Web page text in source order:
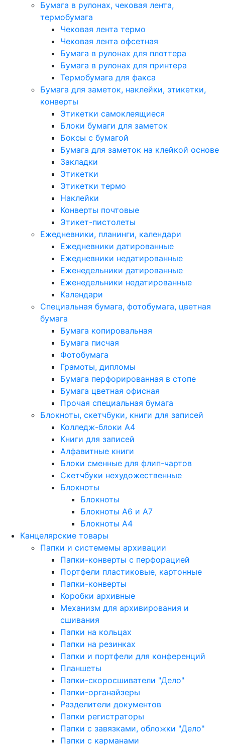
Бумага в рулонах, чековая лента,
термобумага
Чековая лента термо
Чековая лента офсетная
Бумага в рулонах для плоттера
Бумага в рулонах для принтера
Термобумага для факса
Бумага для заметок, наклейки, этикетки,
конверты
Этикетки самоклеящиеся
Блоки бумаги для заметок
Боксы с бумагой
Бумага для заметок на клейкой основе
Закладки
Этикетки
Этикетки термо
Наклейки
Конверты почтовые
Этикет-пистолеты
Ежедневники, планинги, календари
Ежедневники датированные
Ежедневники недатированные
Еженедельники датированные
Еженедельники недатированные
Календари
Специальная бумага, фотобумага, цветная
бумага
Бумага копировальная
Бумага писчая
Фотобумага
Грамоты, дипломы
Бумага перфорированная в стопе
Бумага цветная офисная
Прочая специальная бумага
Блокноты, скетчбуки, книги для записей
Колледж-блоки А4
Книги для записей
Алфавитные книги
Блоки сменные для флип-чартов
Скетчбуки нехудожественные
Блокноты
Блокноты
Блокноты A6 и A7
Блокноты A4
Канцелярские товары
Папки и системемы архивации
Папки-конверты с перфорацией
Портфели пластиковые, картонные
Папки-конверты
Коробки архивные
Механизм для архивирования и
сшивания
Папки на кольцах
Папки на резинках
Папки и портфели для конференций
Планшеты
Папки-скоросшиватели "Дело"
Папки-органайзеры
Разделители документов
Папки регистраторы
Папки с завязками, обложки "Дело"
Папки с карманами